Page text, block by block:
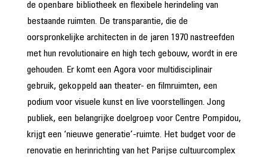
de openbare bibliotheek en flexibele herindeling van
bestaande ruimten. De transparantie, die de
oorspronkelijke architecten in de jaren 1970 nastreefden
met hun revolutionaire en high tech gebouw, wordt in ere
gehouden. Er komt een Agora voor multidisciplinair
gebruik, gekoppeld aan theater- en filmruimten, een
podium voor visuele kunst en live voorstellingen. Jong
publiek, een belangrijke doelgroep voor Centre Pompidou,
krijgt een ‘nieuwe generatie’-ruimte. Het budget voor de
renovatie en herinrichting van het Parijse cultuurcomplex